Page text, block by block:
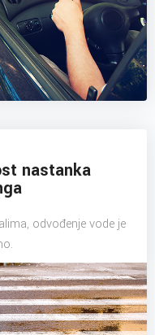
nastanka
odvođenje vode je